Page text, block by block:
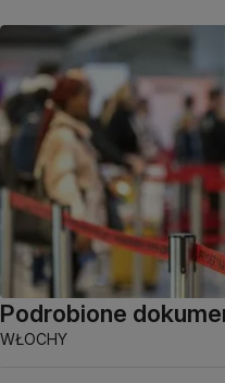
Podrobione
WŁOCHY